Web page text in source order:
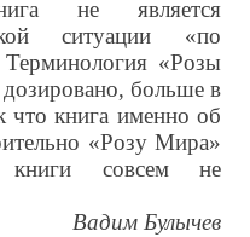
не является
ситуации «по
«Розы
больше в
что книга именно об
«Розу Мира»
совсем не
Вадим Булычев